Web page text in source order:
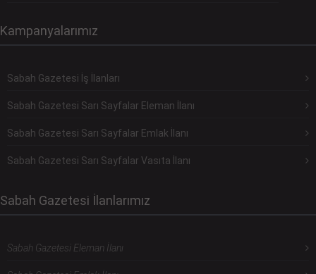
Kampanyalarımız
Sabah Gazetesi İş İlanları
Sabah Gazetesi Sarı Sayfalar Eleman İlanı
Sabah Gazetesi Sarı Sayfalar Emlak İlanı
Sabah Gazetesi Sarı Sayfalar Vasıta İlanı
Sabah Gazetesi İlanlarımız
Sabah Gazetesi Eleman İlanı